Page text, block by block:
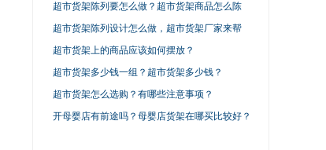
特点？
超市货架陈列要怎么做？超市货架商品怎么陈
列？
超市货架陈列设计怎么做，超市货架厂家来帮
您！
超市货架上的商品应该如何摆放？
超市货架多少钱一组？超市货架多少钱？
超市货架怎么选购？有哪些注意事项？
开母婴店有前途吗？母婴店货架在哪买比较好？